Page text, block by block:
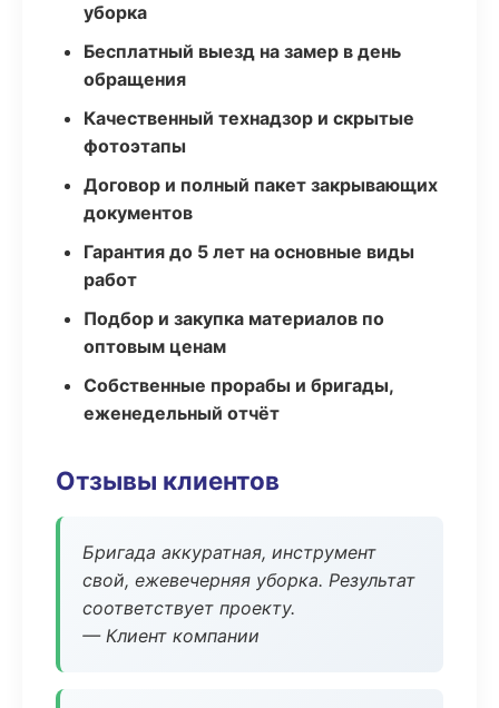
уборка
Бесплатный выезд на замер в день
обращения
Качественный технадзор и скрытые
фотоэтапы
Договор и полный пакет закрывающих
документов
Гарантия до 5 лет на основные виды
работ
Подбор и закупка материалов по
оптовым ценам
Собственные прорабы и бригады,
еженедельный отчёт
Отзывы клиентов
Бригада аккуратная, инструмент
свой, ежевечерняя уборка. Результат
соответствует проекту.
— Клиент компании